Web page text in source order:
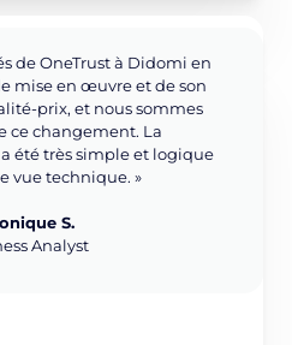
de OneTrust à Didomi en
mise en œuvre et de son
prix, et nous sommes
ce changement. La
été très simple et logique
vue technique. »
S.
Analyst